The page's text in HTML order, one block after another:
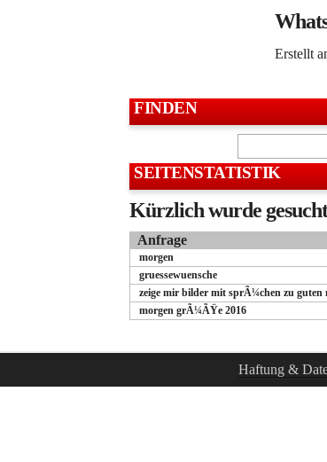
Erstellt
FINDEN
SEITENSTATISTIK
Kürzlich wurde gesucht
Anfrage
morgen
gruessewuensche
zeige mir bilder mit sprÃ¼chen zu guten
morgen grÃ¼ÃŸe 2016
Haftung &